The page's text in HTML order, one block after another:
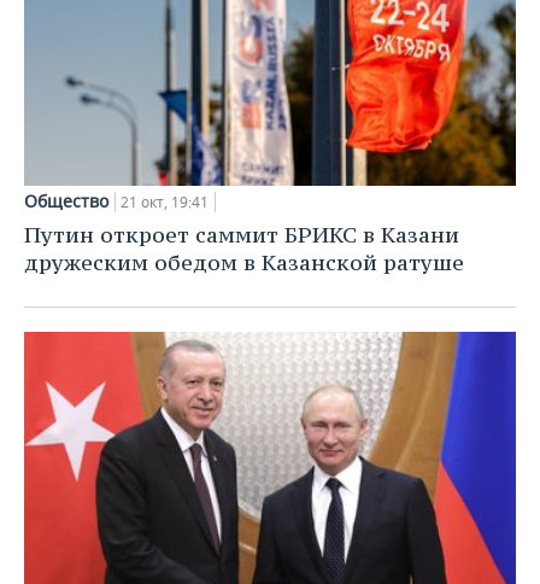
Общество 21 окт, 19:41
Путин откроет саммит БРИКС в Казани
дружеским обедом в Казанской ратуше